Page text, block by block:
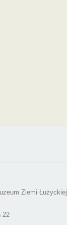
Ziemi Łużyckiej
22